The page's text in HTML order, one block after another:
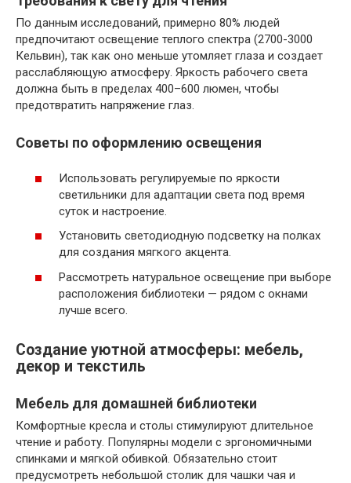
По данным исследований, примерно 80% людей
предпочитают освещение теплого спектра (2700-3000
Кельвин), так как оно меньше утомляет глаза и создает
расслабляющую атмосферу. Яркость рабочего света
должна быть в пределах 400–600 люмен, чтобы
предотвратить напряжение глаз.
Советы по оформлению освещения
Использовать регулируемые по яркости
светильники для адаптации света под время
суток и настроение.
Установить светодиодную подсветку на полках
для создания мягкого акцента.
Рассмотреть натуральное освещение при выборе
расположения библиотеки — рядом с окнами
лучше всего.
Создание уютной атмосферы: мебель,
декор и текстиль
Мебель для домашней библиотеки
Комфортные кресла и столы стимулируют длительное
чтение и работу. Популярны модели с эргономичными
спинками и мягкой обивкой. Обязательно стоит
предусмотреть небольшой столик для чашки чая и